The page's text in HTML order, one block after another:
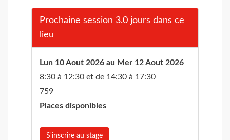
Prochaine session 3.0 jours dans ce
lieu
Lun 10 Aout 2026 au Mer 12 Aout 2026
8:30 à 12:30 et de 14:30 à 17:30
759
Places disponibles
S'inscrire au stage